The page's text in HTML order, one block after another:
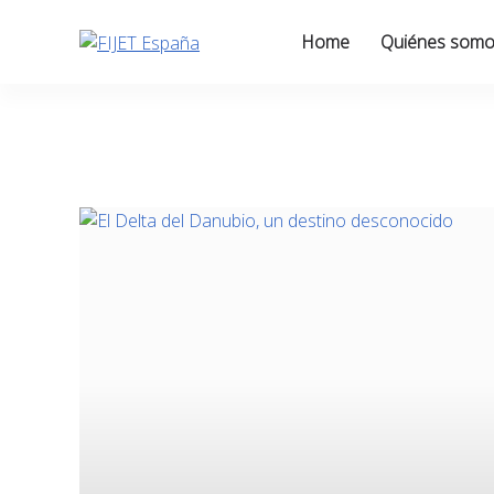
Home Quiénes